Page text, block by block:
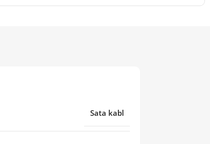
Sata kabl